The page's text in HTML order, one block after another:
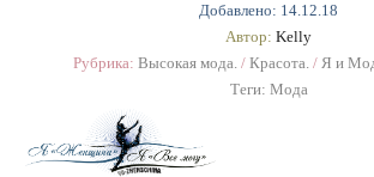
Добавлено: 14.12.18
Автор: Kelly
Рубрика: Высокая мода. / Красота. / Я и
Теги: Мода